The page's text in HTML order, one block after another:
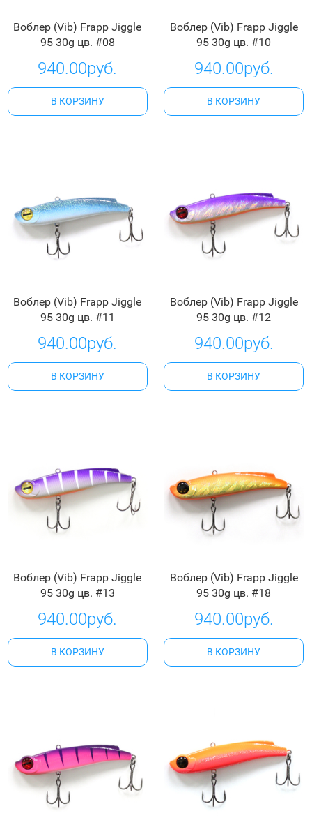
Воблер (Vib) Frapp Jiggle
95 30g цв. #08
940.00руб.
В КОРЗИНУ
Воблер (Vib) Frapp Jiggle
95 30g цв. #10
940.00руб.
В КОРЗИНУ
Воблер (Vib) Frapp Jiggle
95 30g цв. #11
940.00руб.
В КОРЗИНУ
Воблер (Vib) Frapp Jiggle
95 30g цв. #12
940.00руб.
В КОРЗИНУ
Воблер (Vib) Frapp Jiggle
95 30g цв. #13
940.00руб.
В КОРЗИНУ
Воблер (Vib) Frapp Jiggle
95 30g цв. #18
940.00руб.
В КОРЗИНУ